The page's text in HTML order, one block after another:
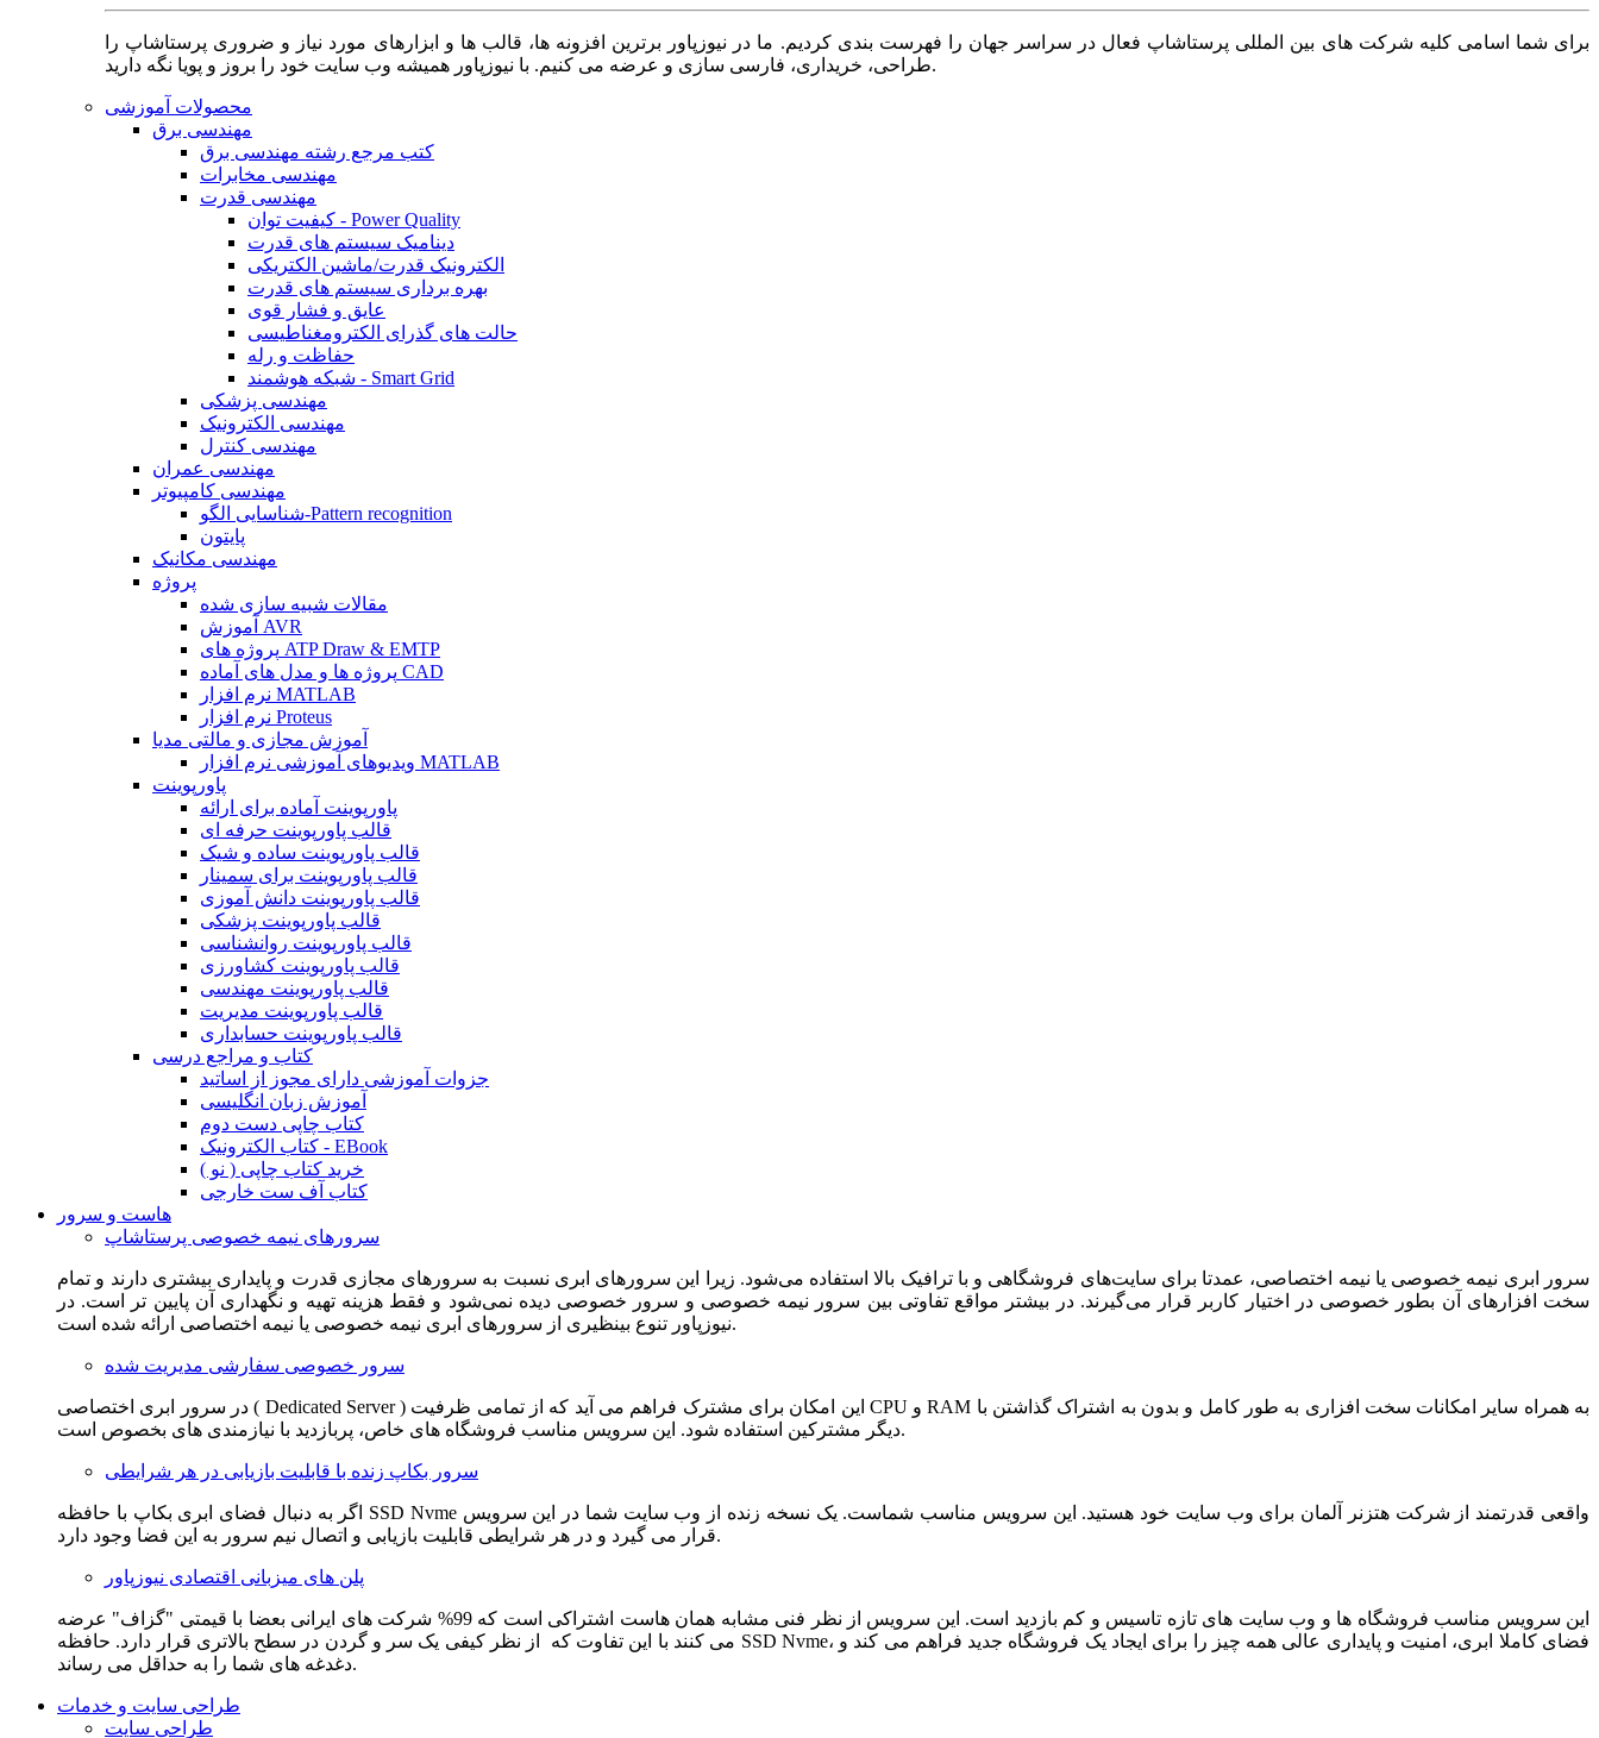
برای شما اسامی کلیه شرکت های بین المللی پرستاشاپ فعال در سراسر جهان را فهرست بندی کردیم. ما در نیوزپاور برترین افزونه ها، قالب ها و ابزارهای مورد نیاز و ضروری پرستاشاپ را
طراحی، خریداری، فارسی سازی و عرضه می کنیم. با نیوزپاور همیشه وب سایت خود را بروز و پویا نگه دارید.
محصولات آموزشی
مهندسی برق
کتب مرجع رشته مهندسی برق
مهندسی مخابرات
مهندسی قدرت
کیفیت توان - Power Quality
دینامیک سیستم های قدرت
الکترونیک قدرت/ماشین الکتریکی
بهره برداری سیستم های قدرت
عایق و فشار قوی
حالت های گذرای الکترومغناطیسی
حفاظت و رله
شبکه هوشمند - Smart Grid
مهندسی پزشکی
مهندسی الکترونیک
مهندسی کنترل
مهندسی عمران
مهندسی کامپیوتر
شناسایی الگو-Pattern recognition
پایتون
مهندسی مکانیک
پروژه
مقالات شبیه سازی شده
آموزش AVR
پروژه های ATP Draw & EMTP
پروژه ها و مدل های آماده CAD
نرم افزار MATLAB
نرم افزار Proteus
آموزش مجازی و مالتی مدیا
ویدیوهای آموزشی نرم افزار MATLAB
پاورپوینت
پاورپوینت آماده برای ارائه
قالب پاورپوینت حرفه ای
قالب پاورپوینت ساده و شیک
قالب پاورپوینت برای سمینار
قالب پاورپوینت دانش آموزی
قالب پاورپوینت پزشکی
قالب پاورپوینت روانشناسی
قالب پاورپوینت کشاورزی
قالب پاورپوینت مهندسی
قالب پاورپوینت مدیریت
قالب پاورپوینت حسابداری
کتاب و مراجع درسی
جزوات آموزشی دارای مجوز از اساتید
آموزش زبان انگلیسی
کتاب چاپی دست دوم
کتاب الکترونیک - EBook
خرید کتاب چاپی ( نو )
کتاب آف ست خارجی
هاست و سرور
سرورهای نیمه خصوصی پرستاشاپ
سرور ابری نیمه خصوصی یا نیمه اختصاصی، عمدتا برای سایت‌های فروشگاهی و با ترافیک بالا استفاده می‌شود. زیرا این سرورهای ابری نسبت به سرورهای مجازی قدرت و پایداری بیشتری دارند و تمام
سخت افزارهای آن بطور خصوصی در اختیار کاربر قرار می‌گیرند. در بیشتر مواقع تفاوتی بین سرور نیمه خصوصی و سرور خصوصی دیده نمی‌شود و فقط هزینه تهیه و نگهداری آن پایین تر است. در
نیوزپاور تنوع بینظیری از سرورهای ابری نیمه خصوصی یا نیمه اختصاصی ارائه شده است.
سرور خصوصی سفارشی مدیریت شده
در سرور ابری اختصاصی ( Dedicated Server ) این امکان برای مشترک فراهم می آید که از تمامی ظرفیت CPU و RAM به همراه سایر امکانات سخت افزاری به طور کامل و بدون به اشتراک گذاشتن با
دیگر مشترکین استفاده شود. این سرویس مناسب فروشگاه های خاص، پربازدید با نیازمندی های بخصوص است.
سرور بکاپ زنده با قابلیت بازیابی در هر شرایطی
اگر به دنبال فضای ابری بکاپ با حافظه SSD Nvme واقعی قدرتمند از شرکت هتزنر آلمان برای وب سایت خود هستید. این سرویس مناسب شماست. یک نسخه زنده از وب سایت شما در این سرویس
قرار می گیرد و در هر شرایطی قابلیت بازیابی و اتصال نیم سرور به این فضا وجود دارد.
پلن های میزبانی اقتصادی نیوزپاور
این سرویس مناسب فروشگاه ها و وب سایت های تازه تاسیس و کم بازدید است. این سرویس از نظر فنی مشابه همان هاست اشتراکی است که 99% شرکت های ایرانی بعضا با قیمتی "گزاف" عرضه
می کنند با این تفاوت که از نظر کیفی یک سر و گردن در سطح بالاتری قرار دارد. حافظه SSD Nvme، فضای کاملا ابری، امنیت و پایداری عالی همه چیز را برای ایجاد یک فروشگاه جدید فراهم می کند و
دغدغه های شما را به حداقل می رساند.
طراحی سایت و خدمات
طراحی سایت